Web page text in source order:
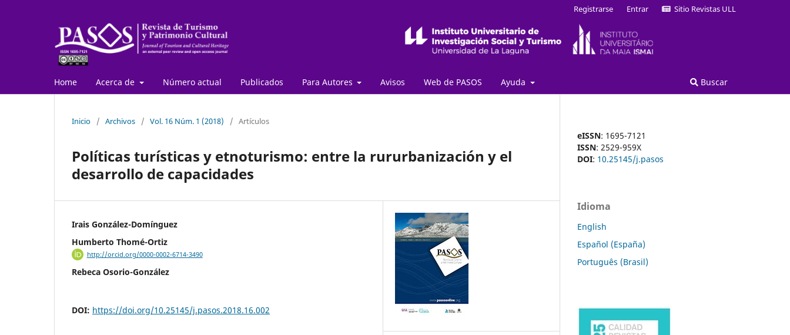
Home Acerca de Número actual Publicados Para Autores Avisos Web de PASOS Ayuda Buscar
Registrarse Entrar Sitio Revistas ULL
Inicio / Archivos / Vol. 16 Núm. 1 (2018) / Artículos
Políticas turísticas y etnoturismo: entre la rururbanización y el
desarrollo de capacidades
Irais González-Domínguez
Humberto Thomé-Ortiz
http://orcid.org/0000-0002-6714-3490
Rebeca Osorio-González
DOI: https://doi.org/10.25145/j.pasos.2018.16.002
eISSN: 1695-7121
ISSN: 2529-959X
DOI: 10.25145/j.pasos
Idioma
English
Español (España)
Português (Brasil)